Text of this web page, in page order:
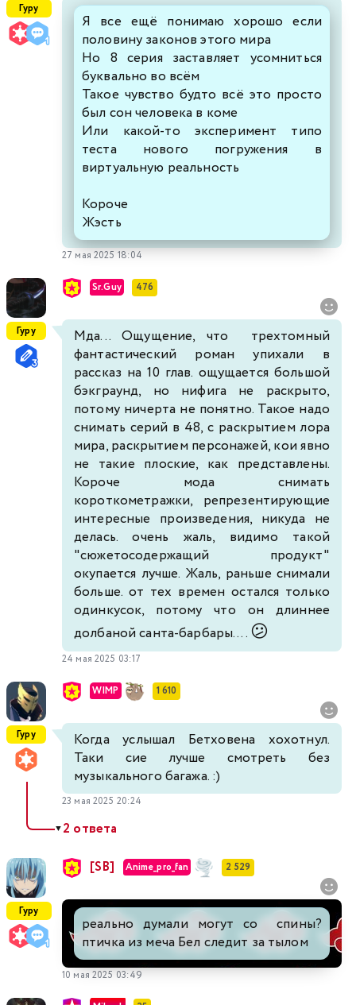
Гуру
Я все ещё понимаю хорошо если
половину законов этого мира
Но 8 серия заставляет усомниться
буквально во всём
Такое чувство будто всё это просто
был сон человека в коме
Или какой-то эксперимент типо
теста нового погружения в
виртуальную реальность
Короче
Жэсть
27 мая 2025 18:04
Гуру
Sr.Guy 476
Мда... Ощущение, что трехтомный
фантастический роман упихали в
рассказ на 10 глав. ощущается большой
бэкграунд, но нифига не раскрыто,
потому ничерта не понятно. Такое надо
снимать серий в 48, с раскрытием лора
мира, раскрытием персонажей, кои явно
не такие плоские, как представлены.
Короче мода снимать
короткометражки, репрезентирующие
интересные произведения, никуда не
делась. очень жаль, видимо такой
"сюжетосодержащий продукт"
окупается лучше. Жаль, раньше снимали
больше. от тех времен остался только
одинкусок, потому что он длиннее
долбаной санта-барбары.... 😕
24 мая 2025 03:17
Гуру
WIMP 1 610
Когда услышал Бетховена хохотнул.
Таки сие лучше смотреть без
музыкального багажа. :)
23 мая 2025 20:24
▼2 ответа
Гуру
[SB] Anime_pro_fan 2 529
реально думали могут со спины?
птичка из меча Бел следит за тылом
10 мая 2025 03:49